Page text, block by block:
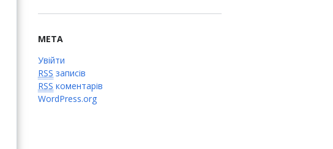
МЕТА
Увійти
RSS записів
RSS коментарів
WordPress.org